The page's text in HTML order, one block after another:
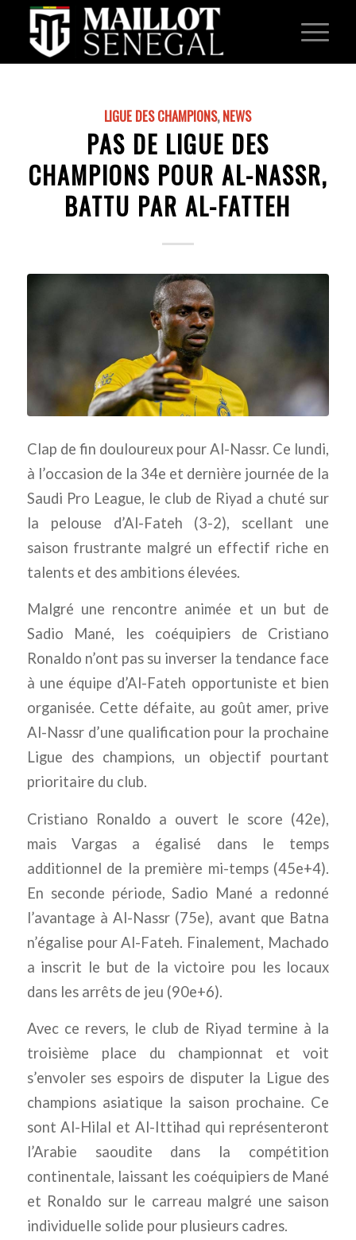
LIGUE DES CHAMPIONS,NEWS
PAS DE LIGUE DES
CHAMPIONS POUR AL-NASSR,
BATTU PAR AL-FATTEH
Clap de fin douloureux pour Al-Nassr. Ce lundi,
à l’occasion de la 34e et dernière journée de la
Saudi Pro League, le club de Riyad a chuté sur
la pelouse d’Al-Fateh (3-2), scellant une
saison frustrante malgré un effectif riche en
talents et des ambitions élevées.
Malgré une rencontre animée et un but de
Sadio Mané, les coéquipiers de Cristiano
Ronaldo n’ont pas su inverser la tendance face
à une équipe d’Al-Fateh opportuniste et bien
organisée. Cette défaite, au goût amer, prive
Al-Nassr d’une qualification pour la prochaine
Ligue des champions, un objectif pourtant
prioritaire du club.
Cristiano Ronaldo a ouvert le score (42e),
mais Vargas a égalisé dans le temps
additionnel de la première mi-temps (45e+4).
En seconde période, Sadio Mané a redonné
l’avantage à Al-Nassr (75e), avant que Batna
n’égalise pour Al-Fateh. Finalement, Machado
a inscrit le but de la victoire pou les locaux
dans les arrêts de jeu (90e+6).
Avec ce revers, le club de Riyad termine à la
troisième place du championnat et voit
s’envoler ses espoirs de disputer la Ligue des
champions asiatique la saison prochaine. Ce
sont Al-Hilal et Al-Ittihad qui représenteront
l’Arabie saoudite dans la compétition
continentale, laissant les coéquipiers de Mané
et Ronaldo sur le carreau malgré une saison
individuelle solide pour plusieurs cadres.